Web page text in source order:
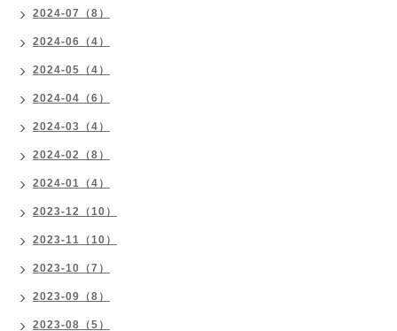
2024-07（8）
2024-06（4）
2024-05（4）
2024-04（6）
2024-03（4）
2024-02（8）
2024-01（4）
2023-12（10）
2023-11（10）
2023-10（7）
2023-09（8）
2023-08（5）